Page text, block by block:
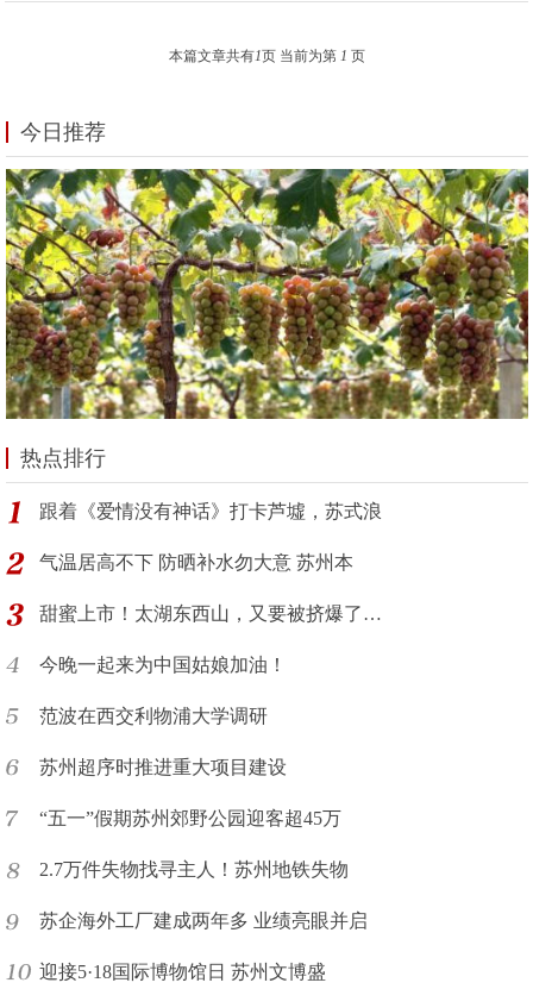
本篇文章共有1页 当前为第 1 页
今日推荐
热点排行
跟着《爱情没有神话》打卡芦墟，苏式浪
气温居高不下 防晒补水勿大意 苏州本
甜蜜上市！太湖东西山，又要被挤爆了…
今晚一起来为中国姑娘加油！
范波在西交利物浦大学调研
苏州超序时推进重大项目建设
“五一”假期苏州郊野公园迎客超45万
2.7万件失物找寻主人！苏州地铁失物
苏企海外工厂建成两年多 业绩亮眼并启
迎接5·18国际博物馆日 苏州文博盛